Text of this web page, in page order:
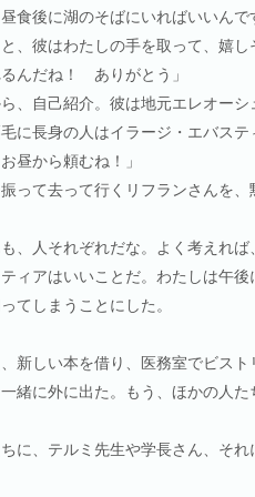
昼食後に湖のそばにいればいいんで
、彼はわたしの手を取って、嬉し
るんだね！ ありがとう」
、自己紹介。彼は地元エレオーシ
に長身の人はイラージ・エバステ
昼から頼むね！」
って去って行くリフランさんを、
人それぞれだな。よく考えれば
ィアはいいことだ。わたしは午後
てしまうことにした。
新しい本を借り、医務室でビスト
緒に外に出た。もう、ほかの人
に、テルミ先生や学長さん、それ